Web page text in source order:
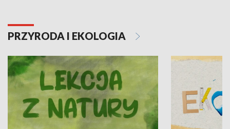
PRZYRODA I EKOLOGIA